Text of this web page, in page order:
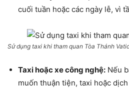
cuối tuần hoặc các ngày lễ, vì
Sử dụng taxi khi tham quan Tòa Thánh
Taxi hoặc xe công nghệ: Nếu
muốn thuận tiện, taxi hoặc